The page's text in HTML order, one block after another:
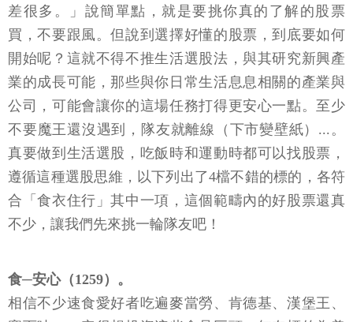
差很多。」說簡單點，就是要挑你真的了解的股票
買，不要跟風。但說到選擇好懂的股票，到底要如何
開始呢？這就不得不推生活選股法，與其研究新興產
業的成長可能，那些與你日常生活息息相關的產業與
公司，可能會讓你的這場任務打得更安心一點。至少
不要魔王還沒遇到，隊友就離線（下市變壁紙）...。
真要做到生活選股，吃飯時和運動時都可以找股票，
遵循這種選股思維，以下列出了4檔不錯的標的，各符
合「食衣住行」其中一項，這個範疇內的好股票還真
不少，讓我們先來挑一輪隊友吧！
食─安心（1259）。
相信不少速食愛好者吃遍麥當勞、肯德基、漢堡王、